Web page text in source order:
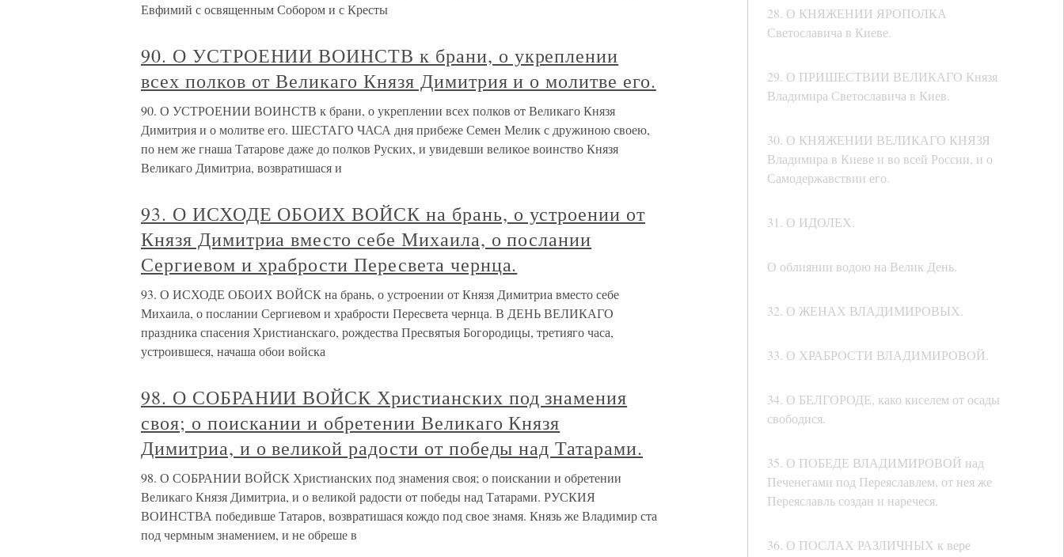
28. О КНЯЖЕНИИ ЯРОПОЛКА
Светославича в Киеве.
29. О ПРИШЕСТВИИ ВЕЛИКАГО Князя
Владимира Светославича в Киев.
30. О КНЯЖЕНИИ ВЕЛИКАГО КНЯЗЯ
Владимира в Киеве и во всей России, и о
Самодержавствии его.
31. О ИДОЛЕХ.
О облиянии водою на Велик День.
32. О ЖЕНАХ ВЛАДИМИРОВЫХ.
33. О ХРАБРОСТИ ВЛАДИМИРОВОЙ.
34. О БЕЛГОРОДЕ, како киселем от осады
свободися.
35. О ПОБЕДЕ ВЛАДИМИРОВОЙ над
Печенегами под Переяславлем, от нея же
Переяславль создан и наречеся.
36. О ПОСЛАХ РАЗЛИЧНЫХ к вере
Евфимий с освященным Собором и с Кресты
90. О УСТРОЕНИИ ВОИНСТВ к брани, о укреплении
всех полков от Великаго Князя Димитрия и о молитве его.
90. О УСТРОЕНИИ ВОИНСТВ к брани, о укреплении всех полков от Великаго Князя
Димитрия и о молитве его. ШЕСТАГО ЧАСА дня прибеже Семен Мелик с дружиною своею,
по нем же гнаша Татарове даже до полков Руских, и увидевши великое воинство Князя
Великаго Димитриа, возвратишася и
93. О ИСХОДЕ ОБОИХ ВОЙСК на брань, о устроении от
Князя Димитриа вместо себе Михаила, о послании
Сергиевом и храбрости Пересвета чернца.
93. О ИСХОДЕ ОБОИХ ВОЙСК на брань, о устроении от Князя Димитриа вместо себе
Михаила, о послании Сергиевом и храбрости Пересвета чернца. В ДЕНЬ ВЕЛИКАГО
праздника спасения Христианскаго, рождества Пресвятыя Богородицы, третияго часа,
устроившеся, начаша обои войска
98. О СОБРАНИИ ВОЙСК Христианских под знамения
своя; о поискании и обретении Великаго Князя
Димитриа, и о великой радости от победы над Татарами.
98. О СОБРАНИИ ВОЙСК Христианских под знамения своя; о поискании и обретении
Великаго Князя Димитриа, и о великой радости от победы над Татарами. РУСКИЯ
ВОИНСТВА победивше Татаров, возвратишася кождо под свое знамя. Князь же Владимир ста
под чермным знамением, и не обреше в